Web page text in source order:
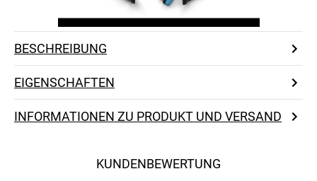
BESCHREIBUNG
EIGENSCHAFTEN
INFORMATIONEN ZU PRODUKT UND VERSAND
KUNDENBEWERTUNG